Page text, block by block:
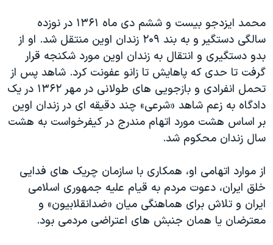
اسرائیل در جنگ
نرگس محمدی برنده جایزه نوبل صلح
همایش محافظه‌کاران آمریکا «سی‌پک»
صفحه‌های ویژه
سفر پرزیدنت ترامپ به چین
محمد ایزدجو بیست و ششم دی ماه ۱۳۶۱ در نوزده
سالگی دستگیر و به بند ۲۰۹ زندان اوین منتقل شد. او از
بدو دستگیری و انتقال به زندان اوین مورد شکنجه قرار
گرفت تا حدی که پاهایش تا زانو عفونت کرد. شاهد پس از
تحمل انفرادی و بازجویی های طولانی در مهر ۱۳۶۲ در یک
دادگاه به زعم شاهد «شرعی» چند دقیقه ای در زندان اوین
بر اساس هشت مورد اتهام مندرج در کیفرخواست به هشت
سال زندان محکوم شد.
از موارد اتهامی او، همکاری با سازمان چریک های فدایی
خلق ایران، دعوت مردم به قیام علیه جمهوری اسلامی
ایران و تلاش برای هماهنگی میان «ضدانقلابیون» و
معترضان یا همان جنبش های اعتراضی مردمی بود.